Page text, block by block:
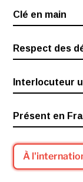
Clé en main
Respect des
Interlocuteur
Présent en
À